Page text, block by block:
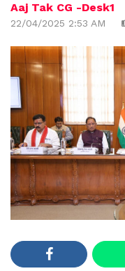
Aaj Tak CG -Desk1
22/04/2025 2:53 AM